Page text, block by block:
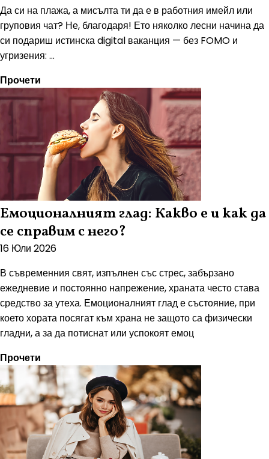
Да си на плажа, а мисълта ти да е в работния имейл или
груповия чат? Не, благодаря! Ето няколко лесни начина да
си подариш истинска digital ваканция — без FOMO и
угризения: ...
Прочети
Емоционалният глад: Какво е и как да
се справим с него?
16 Юли 2026
В съвременния свят, изпълнен със стрес, забързано
ежедневие и постоянно напрежение, храната често става
средство за утеха. Емоционалният глад е състояние, при
което хората посягат към храна не защото са физически
гладни, а за да потиснат или успокоят емоц
Прочети